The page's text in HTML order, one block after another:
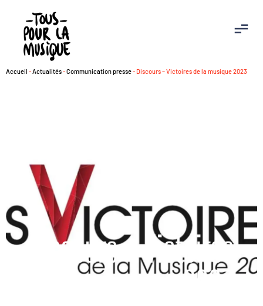
Accueil -Actualités-Communication presse- Discours – Victoires de la musique 2023
Discours – Victoires
de la musique 2023